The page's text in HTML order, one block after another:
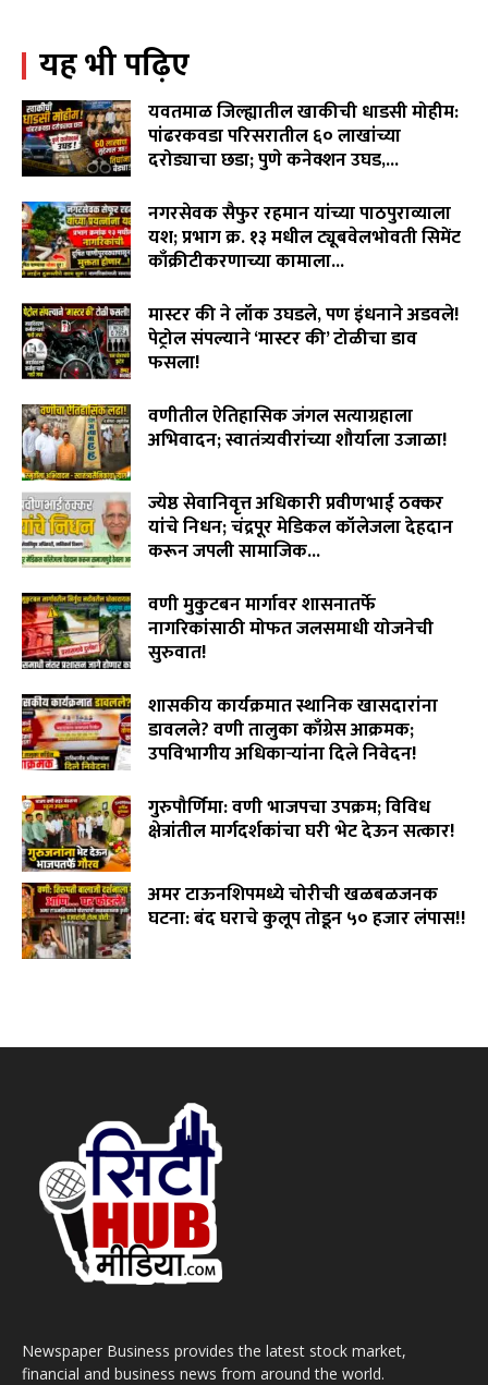
वारंवार निवेदन देऊनही जनप्रतिनिधी व लोकनिर्माण विभागाची झोप
उघडेना,खराब रस्त्यांमुळे गावकरी संतप्त.
"विमा कंपन्या मालामाल, शेतकरी कंगाल?"विजय पिदूरकर यांचा
पिक विमा कंपनीच्या धोरणाविरोधात लढा…
04:11
लोकांना भरभरून हसवणारा आज बाप आणि मुलाचं भावनिक नातं
दाखवून डोळ्यात अश्रू आणतोय…
06:41
यह भी पढ़िए
यवतमाळ जिल्ह्यातील खाकीची धाडसी मोहीम:
पांढरकवडा परिसरातील ६० लाखांच्या
दरोड्याचा छडा; पुणे कनेक्शन उघड,...
नगरसेवक सैफुर रहमान यांच्या पाठपुराव्याला
यश; प्रभाग क्र. १३ मधील ट्यूबवेलभोवती सिमेंट
काँक्रीटीकरणाच्या कामाला...
मास्टर की ने लॉक उघडले, पण इंधनाने अडवले!
पेट्रोल संपल्याने ‘मास्टर की’ टोळीचा डाव
फसला!
वणीतील ऐतिहासिक जंगल सत्याग्रहाला
अभिवादन; स्वातंत्र्यवीरांच्या शौर्याला उजाळा!
ज्येष्ठ सेवानिवृत्त अधिकारी प्रवीणभाई ठक्कर
यांचे निधन; चंद्रपूर मेडिकल कॉलेजला देहदान
करून जपली सामाजिक...
वणी मुकुटबन मार्गावर शासनातर्फे
नागरिकांसाठी मोफत जलसमाधी योजनेची
सुरुवात!
शासकीय कार्यक्रमात स्थानिक खासदारांना
डावलले? वणी तालुका काँग्रेस आक्रमक;
उपविभागीय अधिकाऱ्यांना दिले निवेदन!
गुरुपौर्णिमा: वणी भाजपचा उपक्रम; विविध
क्षेत्रांतील मार्गदर्शकांचा घरी भेट देऊन सत्कार!
अमर टाऊनशिपमध्ये चोरीची खळबळजनक
घटना: बंद घराचे कुलूप तोडून ५० हजार लंपास!!
Newspaper Business provides the latest stock market,
financial and business news from around the world.